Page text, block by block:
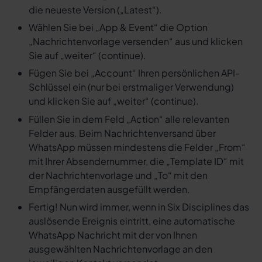
die neueste Version („Latest“).
Wählen Sie bei „App & Event“ die Option
„Nachrichtenvorlage versenden“ aus und klicken
Sie auf „weiter“ (continue).
Fügen Sie bei „Account“ Ihren persönlichen API-
Schlüssel ein (nur bei erstmaliger Verwendung)
und klicken Sie auf „weiter“ (continue).
Füllen Sie in dem Feld „Action“ alle relevanten
Felder aus. Beim Nachrichtenversand über
WhatsApp müssen mindestens die Felder „From“
mit Ihrer Absendernummer, die „Template ID“ mit
der Nachrichtenvorlage und „To“ mit den
Empfängerdaten ausgefüllt werden.
Fertig! Nun wird immer, wenn in Six Disciplines das
auslösende Ereignis eintritt, eine automatische
WhatsApp Nachricht mit der von Ihnen
ausgewählten Nachrichtenvorlage an den